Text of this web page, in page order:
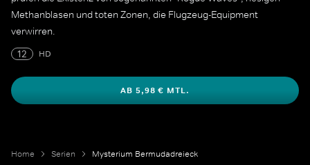
Methanblasen und toten Zonen, die Flugzeug-Equipment
verwirren.
12
HD
AB 5,98 € MTL.
Home Serien Mysterium Bermudadreieck